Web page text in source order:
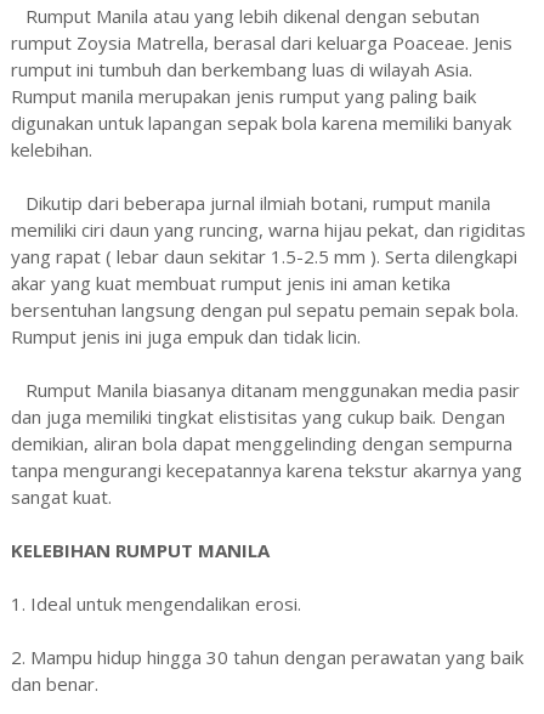
Rumput Manila atau yang lebih dikenal dengan sebutan
rumput Zoysia Matrella, berasal dari keluarga Poaceae. Jenis
rumput ini tumbuh dan berkembang luas di wilayah Asia.
Rumput manila merupakan jenis rumput yang paling baik
digunakan untuk lapangan sepak bola karena memiliki banyak
kelebihan.
Dikutip dari beberapa jurnal ilmiah botani, rumput manila
memiliki ciri daun yang runcing, warna hijau pekat, dan rigiditas
yang rapat ( lebar daun sekitar 1.5-2.5 mm ). Serta dilengkapi
akar yang kuat membuat rumput jenis ini aman ketika
bersentuhan langsung dengan pul sepatu pemain sepak bola.
Rumput jenis ini juga empuk dan tidak licin.
Rumput Manila biasanya ditanam menggunakan media pasir
dan juga memiliki tingkat elistisitas yang cukup baik. Dengan
demikian, aliran bola dapat menggelinding dengan sempurna
tanpa mengurangi kecepatannya karena tekstur akarnya yang
sangat kuat.
KELEBIHAN RUMPUT MANILA
1. Ideal untuk mengendalikan erosi.
2. Mampu hidup hingga 30 tahun dengan perawatan yang baik
dan benar.